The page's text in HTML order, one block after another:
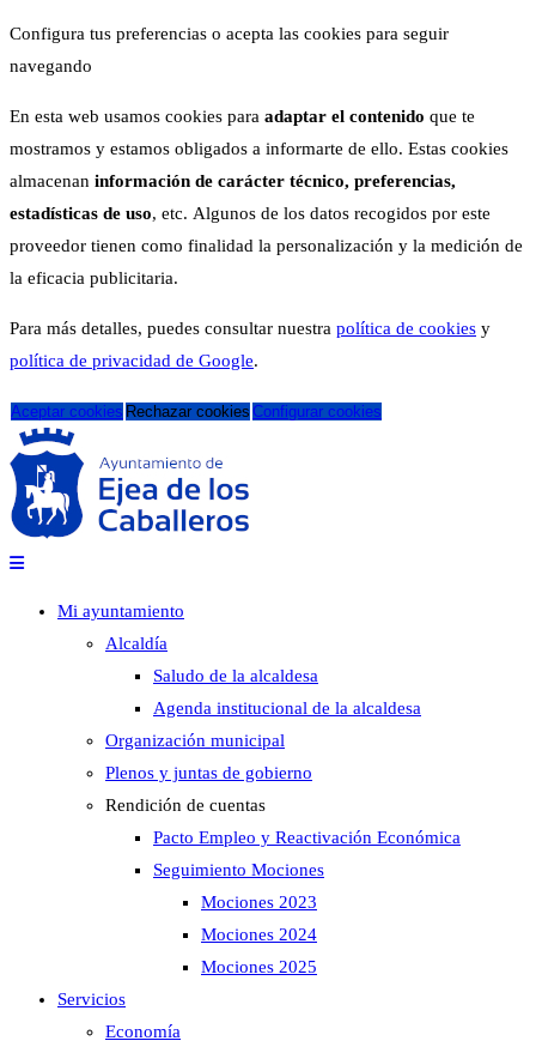
Configura tus preferencias o acepta las cookies para seguir
navegando
En esta web usamos cookies para adaptar el contenido que te
mostramos y estamos obligados a informarte de ello. Estas cookies
almacenan información de carácter técnico, preferencias,
estadísticas de uso, etc. Algunos de los datos recogidos por este
proveedor tienen como finalidad la personalización y la medición de
la eficacia publicitaria.
Para más detalles, puedes consultar nuestra política de cookies y
política de privacidad de Google.
Aceptar cookies Rechazar cookies Configurar cookies
Mi ayuntamiento
Alcaldía
Saludo de la alcaldesa
Agenda institucional de la alcaldesa
Organización municipal
Plenos y juntas de gobierno
Rendición de cuentas
Pacto Empleo y Reactivación Económica
Seguimiento Mociones
Mociones 2023
Mociones 2024
Mociones 2025
Servicios
Economía